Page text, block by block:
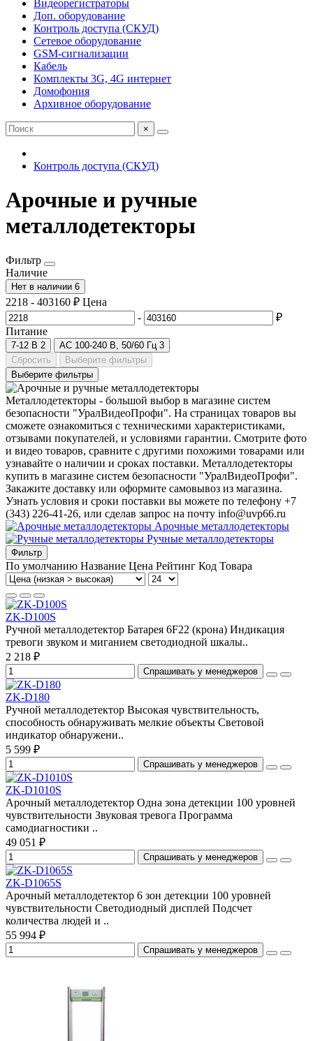
Видеорегистраторы
Доп. оборудование
Контроль доступа (СКУД)
Сетевое оборудование
GSM-сигнализации
Кабель
Комплекты 3G, 4G интернет
Домофония
Архивное оборудование
×
Контроль доступа (СКУД)
Арочные и ручные
металлодетекторы
Фильтр
Наличие
Нет в наличии 6
2218 - 403160 ₽ Цена
-
₽
Питание
7-12 В 2 AC 100-240 В, 50/60 Гц 3
Сбросить
Выберите фильтры
Выберите фильтры
Металлодетекторы - большой выбор в магазине систем
безопасности "УралВидеоПрофи". На страницах товаров вы
сможете ознакомиться с техническими характеристиками,
отзывами покупателей, и условиями гарантии. Смотрите фото
и видео товаров, сравните с другими похожими товарами или
узнавайте о наличии и сроках поставки. Металлодетекторы
купить в магазине систем безопасности "УралВидеоПрофи".
Закажите доставку или оформите самовывоз из магазина.
Узнать условия и сроки поставки вы можете по телефону +7
(343) 226-41-26, или сделав запрос на почту info@uvp66.ru
Арочные металлодетекторы
Ручные металлодетекторы
Фильтр
По умолчанию Название Цена Рейтинг Код Товара
ZK-D100S
Ручной металлодетектор Батарея 6F22 (крона) Индикация
тревоги звуком и миганием светодиодной шкалы..
2 218 ₽
Спрашивать у менеджеров
ZK-D180
Ручной металлодетектор Высокая чувствительность,
способность обнаруживать мелкие объекты Световой
индикатор обнаружени..
5 599 ₽
Спрашивать у менеджеров
ZK-D1010S
Арочный металлодетектор Одна зона детекции 100 уровней
чувствительности Звуковая тревога Программа
самодиагностики ..
49 051 ₽
Спрашивать у менеджеров
ZK-D1065S
Арочный металлодетектор 6 зон детекции 100 уровней
чувствительности Светодиодный дисплей Подсчет
количества людей и ..
55 994 ₽
Спрашивать у менеджеров